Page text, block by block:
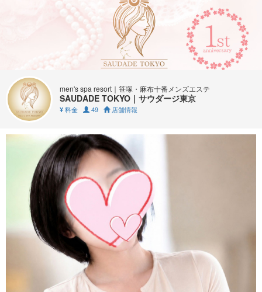
men's spa resort｜笹塚・麻布十番メンズエステ
SAUDADE TOKYO｜サウダージ東京
¥ 料金 49 店舗情報